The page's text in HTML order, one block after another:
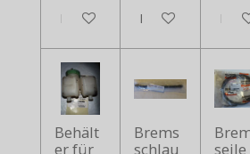
In den WarenkorbIn den Warenkorb
In
Behält
er für
Brems
schlau
seile